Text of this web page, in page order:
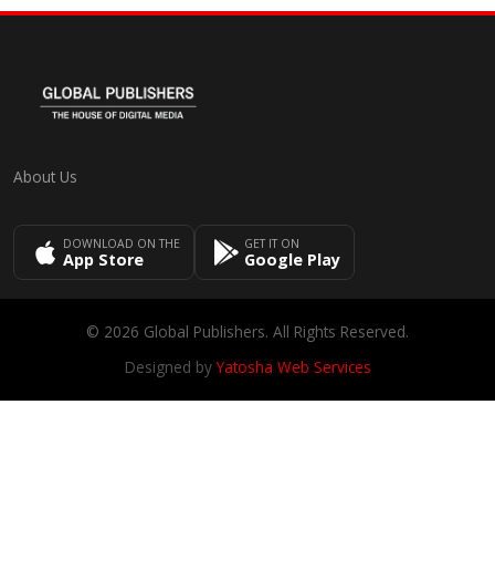
About Us
DOWNLOAD ON THE
App Store
GET IT ON
Google Play
© 2026 Global Publishers. All Rights Reserved.
Designed byYatosha Web Services